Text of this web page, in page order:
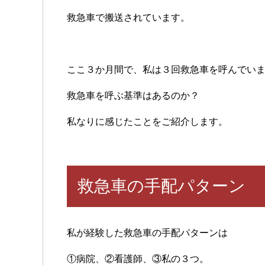
救急車で搬送されています。
ここ３か月間で、私は３回救急車を呼んでい
救急車を呼ぶ基準はあるのか？
私なりに感じたことをご紹介します。
救急車の手配パターン
私が経験した救急車の手配パターンは
①病院、②看護師、③私の３つ。